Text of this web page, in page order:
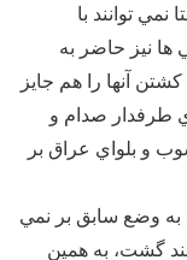
توانند با
ها نيز حاضر به
آنها را هم جايز
طرفدار صدام و
و بلواي عراق بر
به وضع سابق بر نمي
گشت، به همين